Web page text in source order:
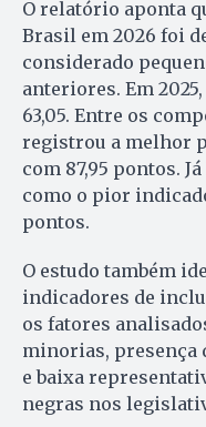
O relatório aponta
Brasil em 2026 foi
considerado
anteriores. Em
63,05. Entre os
registrou a melhor
com 87,95 pontos.
como o pior
pontos.
O estudo também
indicadores de
os fatores
minorias, presença
e baixa
negras nos